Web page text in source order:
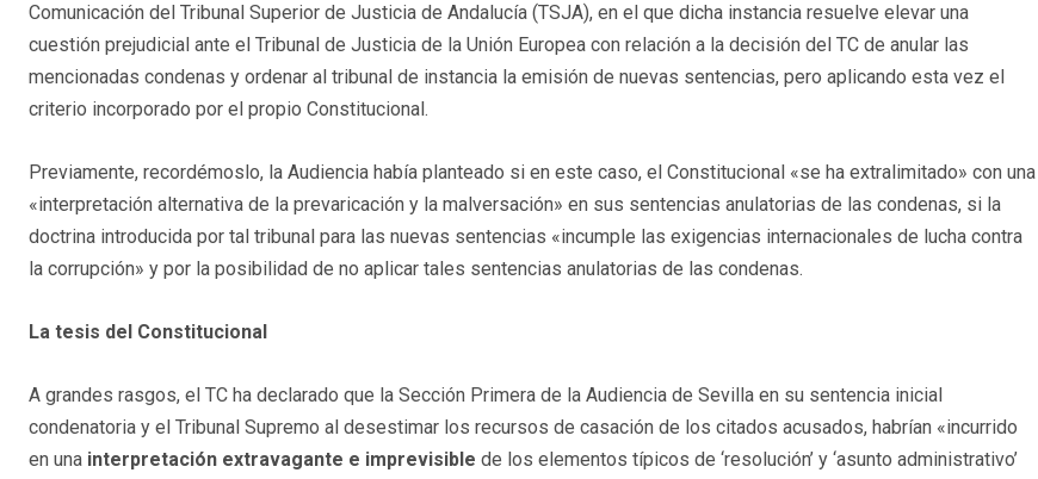
Comunicación del Tribunal Superior de Justicia de Andalucía (TSJA), en el que dicha instancia resuelve elevar una
cuestión prejudicial ante el Tribunal de Justicia de la Unión Europea con relación a la decisión del TC de anular las
mencionadas condenas y ordenar al tribunal de instancia la emisión de nuevas sentencias, pero aplicando esta vez el
criterio incorporado por el propio Constitucional.
Previamente, recordémoslo, la Audiencia había planteado si en este caso, el Constitucional «se ha extralimitado» con una
«interpretación alternativa de la prevaricación y la malversación» en sus sentencias anulatorias de las condenas, si la
doctrina introducida por tal tribunal para las nuevas sentencias «incumple las exigencias internacionales de lucha contra
la corrupción» y por la posibilidad de no aplicar tales sentencias anulatorias de las condenas.
La tesis del Constitucional
A grandes rasgos, el TC ha declarado que la Sección Primera de la Audiencia de Sevilla en su sentencia inicial
condenatoria y el Tribunal Supremo al desestimar los recursos de casación de los citados acusados, habrían «incurrido
en una interpretación extravagante e imprevisible de los elementos típicos de ‘resolución’ y ‘asunto administrativo’